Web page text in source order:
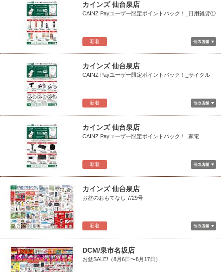
新着
カインズ 仙台泉店
CAINZ Payユーザー限定ポイントバック！_日用雑貨①
新着
カインズ 仙台泉店
CAINZ Payユーザー限定ポイントバック！_サイクル
新着
カインズ 仙台泉店
CAINZ Payユーザー限定ポイントバック！_家電
新着
カインズ 仙台泉店
お盆のおもてなし 7/29号
DCM/泉市名坂店
お盆SALE!（8月6日〜8月17日）